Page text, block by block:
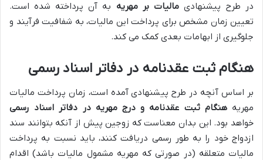
در طرح پیشنهادیمالیات بر مهریه به آن پرداخته شده است.
تعیین زمان مشخص برای پرداخت این مالیات، به شفافیت فرآیند و
جلوگیری از ابهامات بعدی کمک می کند.
هنگام ثبت عقدنامه در دفاتر اسناد رسمی
بر اساس آنچه در طرح پیشنهادی آمده است، زمان پرداخت مالیات
مهریههنگام ثبت عقدنامه و درج مهریه در دفاتر اسناد رسمی
خواهد بود. این بدان معناست که زوجین پیش از آنکه بتوانند سند
ازدواج خود را به طور رسمی دریافت کنند، باید نسبت به پرداخت
مالیات متعلقه (در صورتی که مهریه مشمول مالیات باشد) اقدام